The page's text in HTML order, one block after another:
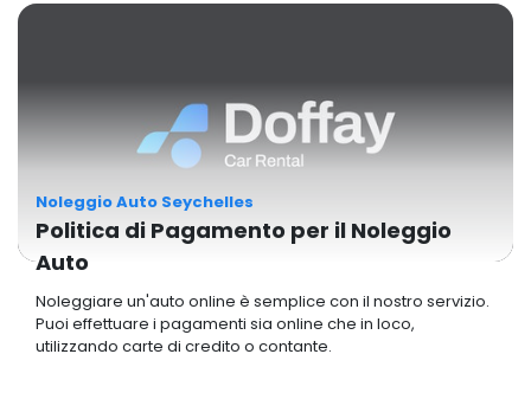
Noleggio Auto Seychelles
Politica di Pagamento per il Noleggio
Auto
Noleggiare un'auto online è semplice con il nostro servizio.
Puoi effettuare i pagamenti sia online che in loco,
utilizzando carte di credito o contante.